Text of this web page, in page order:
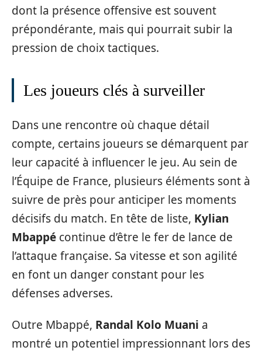
dont la présence offensive est souvent
prépondérante, mais qui pourrait subir la
pression de choix tactiques.
Les joueurs clés à surveiller
Dans une rencontre où chaque détail
compte, certains joueurs se démarquent par
leur capacité à influencer le jeu. Au sein de
l’Équipe de France, plusieurs éléments sont à
suivre de près pour anticiper les moments
décisifs du match. En tête de liste, Kylian
Mbappé continue d’être le fer de lance de
l’attaque française. Sa vitesse et son agilité
en font un danger constant pour les
défenses adverses.
Outre Mbappé, Randal Kolo Muani a
montré un potentiel impressionnant lors des